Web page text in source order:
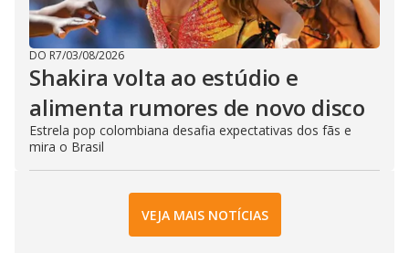
DO R7/03/08/2026
Shakira volta ao estúdio e
alimenta rumores de novo disco
Estrela pop colombiana desafia expectativas dos fãs e
mira o Brasil
VEJA MAIS NOTÍCIAS